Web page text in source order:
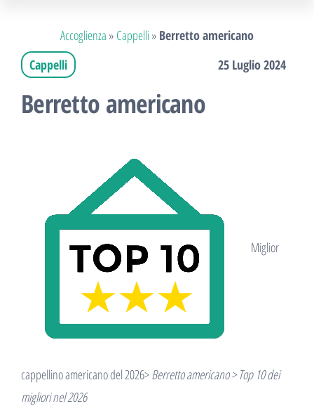
Accoglienza » Cappelli» Berretto americano
Cappelli
25 Luglio 2024
Berretto americano
Miglior
cappellino americano del 2026>Berretto americano > Top 10 dei
migliori nel 2026